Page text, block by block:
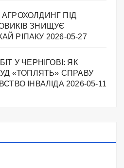
ПІД
ЗНИЩУЄ
РІПАКУ
2026-05-27
У ЧЕРНІГОВІ: ЯК
«ТОПЛЯТЬ» СПРАВУ
ІНВАЛІДА 2026-05-11